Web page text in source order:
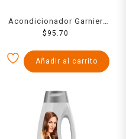
Acondicionador Garnier
Fructis oil repair liso coco
$ 95.70
Añadir al carrito